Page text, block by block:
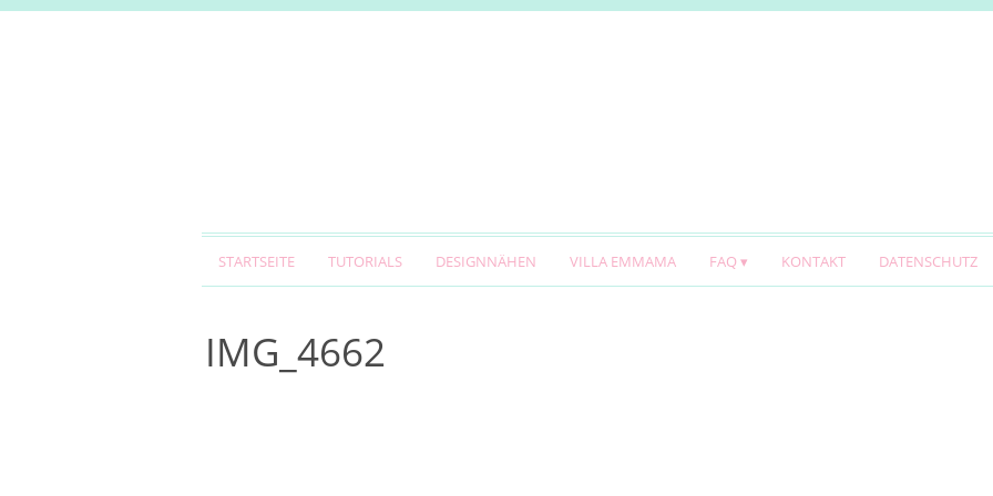
STARTSEITE TUTORIALS DESIGNNÄHEN VILLA EMMAMA FAQ KONTAKT DATENSCHUTZ
IMG_4662